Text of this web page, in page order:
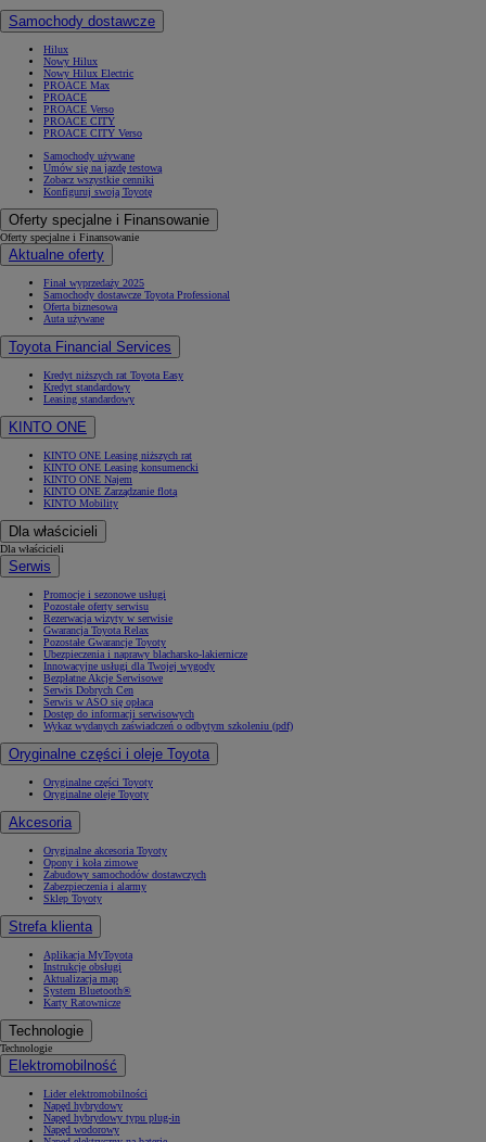
Samochody dostawcze
Hilux
Nowy Hilux
Nowy Hilux Electric
PROACE Max
PROACE
PROACE Verso
PROACE CITY
PROACE CITY Verso
Samochody używane
Umów się na jazdę testową
Zobacz wszystkie cenniki
Konfiguruj swoją Toyotę
Oferty specjalne i Finansowanie
Oferty specjalne i Finansowanie
Aktualne oferty
Finał wyprzedaży 2025
Samochody dostawcze Toyota Professional
Oferta biznesowa
Auta używane
Toyota Financial Services
Kredyt niższych rat Toyota Easy
Kredyt standardowy
Leasing standardowy
KINTO ONE
KINTO ONE Leasing niższych rat
KINTO ONE Leasing konsumencki
KINTO ONE Najem
KINTO ONE Zarządzanie flotą
KINTO Mobility
Dla właścicieli
Dla właścicieli
Serwis
Promocje i sezonowe usługi
Pozostałe oferty serwisu
Rezerwacja wizyty w serwisie
Gwarancja Toyota Relax
Pozostałe Gwarancje Toyoty
Ubezpieczenia i naprawy blacharsko-lakiernicze
Innowacyjne usługi dla Twojej wygody
Bezpłatne Akcje Serwisowe
Serwis Dobrych Cen
Serwis w ASO się opłaca
Dostęp do informacji serwisowych
Wykaz wydanych zaświadczeń o odbytym szkoleniu (pdf)
Oryginalne części i oleje Toyota
Oryginalne części Toyoty
Oryginalne oleje Toyoty
Akcesoria
Oryginalne akcesoria Toyoty
Opony i koła zimowe
Zabudowy samochodów dostawczych
Zabezpieczenia i alarmy
Sklep Toyoty
Strefa klienta
Aplikacja MyToyota
Instrukcje obsługi
Aktualizacja map
System Bluetooth®
Karty Ratownicze
Technologie
Technologie
Elektromobilność
Lider elektromobilności
Napęd hybrydowy
Napęd hybrydowy typu plug-in
Napęd wodorowy